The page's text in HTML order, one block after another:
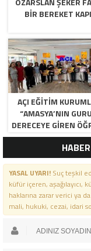
BİR BEREKET
AÇI EĞİTİM
“AMASYA’NIN
DERECEYE GIREN
İÇIN ANLAMLI
YASAL UYARI!Suç teşkil
küfür içeren, aşağılayıcı,
haklarına zarar verici ya
mali, hukuki, cezai, idari